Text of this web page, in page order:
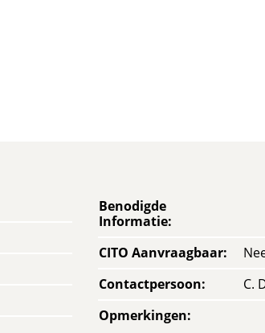
Benodigde
Informatie:
CITO Aanvraagbaar:
Contactpersoon: C.
Opmerkingen: